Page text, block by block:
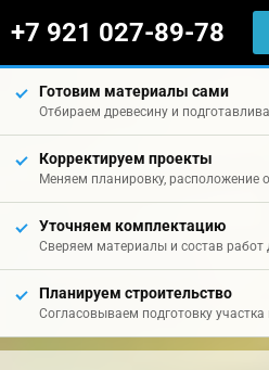
+7 921 027-89-78
Готовим материалы сами
Отбираем древесину и
Корректируем проекты
Меняем планировку, расположение
Уточняем комплектацию
Сверяем материалы и состав работ
Планируем строительство
Согласовываем подготовку